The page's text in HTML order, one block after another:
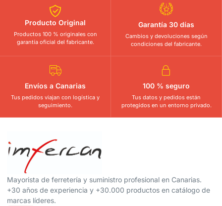
Producto Original
Productos 100 % originales con
garantía oficial del fabricante.
Garantía 30 días
Cambios y devoluciones según
condiciones del fabricante.
Envíos a Canarias
Tus pedidos viajan con logística y
seguimiento.
100 % seguro
Tus datos y pedidos están
protegidos en un entorno privado.
Mayorista de ferretería y suministro profesional en Canarias.
+30 años de experiencia y +30.000 productos en catálogo de
marcas líderes.